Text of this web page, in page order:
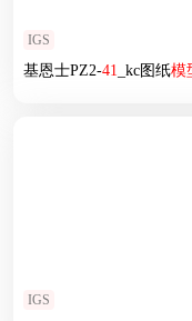
IGS
基恩士PZ2-41 _kc图纸模
IGS